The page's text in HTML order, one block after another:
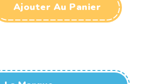
Ajouter Au Panier